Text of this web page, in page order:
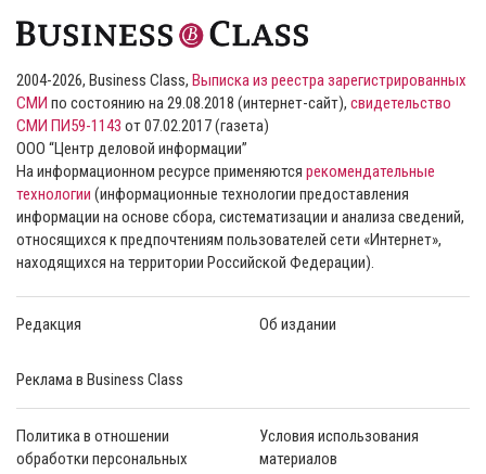
2004-2026, Business Class, Выписка из реестра зарегистрированных
СМИ по состоянию на 29.08.2018 (интернет-сайт), свидетельство
СМИ ПИ59-1143 от 07.02.2017 (газета)
ООО “Центр деловой информации”
На информационном ресурсе применяются рекомендательные
технологии (информационные технологии предоставления
информации на основе сбора, систематизации и анализа сведений,
относящихся к предпочтениям пользователей сети «Интернет»,
находящихся на территории Российской Федерации).
Редакция Об издании
Реклама в Business Class
Политика в отношении
обработки персональных
Условия использования
материалов